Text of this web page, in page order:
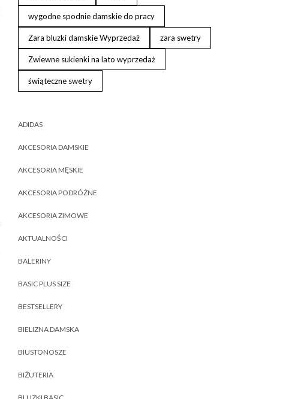
wygodne spodnie damskie do pracy
Zara bluzki damskie Wyprzedaż zara swetry
Zwiewne sukienki na lato wyprzedaż
świąteczne swetry
ADIDAS
AKCESORIA DAMSKIE
AKCESORIA MĘSKIE
AKCESORIA PODRÓŻNE
AKCESORIA ZIMOWE
AKTUALNOŚCI
BALERINY
BASIC PLUS SIZE
BESTSELLERY
BIELIZNA DAMSKA
BIUSTONOSZE
BIŻUTERIA